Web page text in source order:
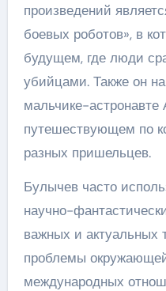
произведений
боевых роботов», в
будущем, где люди
убийцами. Также он
мальчике-астронавте
путешествующем по
разных пришельцев.
Булычев часто
научно-
важных и актуальных
проблемы
международных